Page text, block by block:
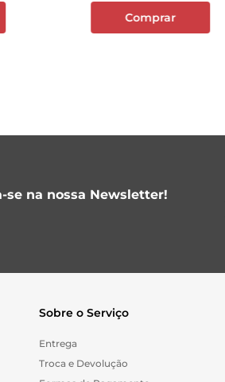
Comprar
se na nossa Newsletter!
Sobre o Serviço
Entrega
Troca e Devolução